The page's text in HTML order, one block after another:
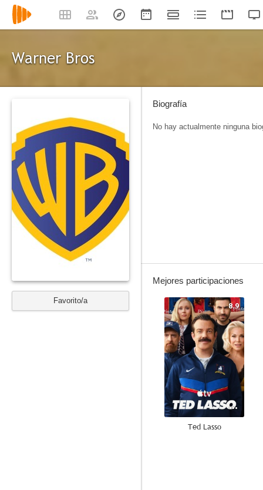
Warner Bros
Favorito/a
Biografía
No hay actualmente ninguna
Mejores participaciones
8.9
Ted Lasso